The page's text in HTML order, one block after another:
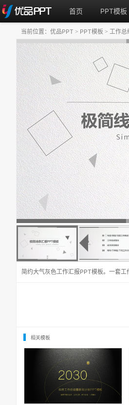
首页 PPT模板
简约大气灰色工作汇报PPT模板。一套
当前位置： 优品PPT > PPT模板 > 工作总
相关模板